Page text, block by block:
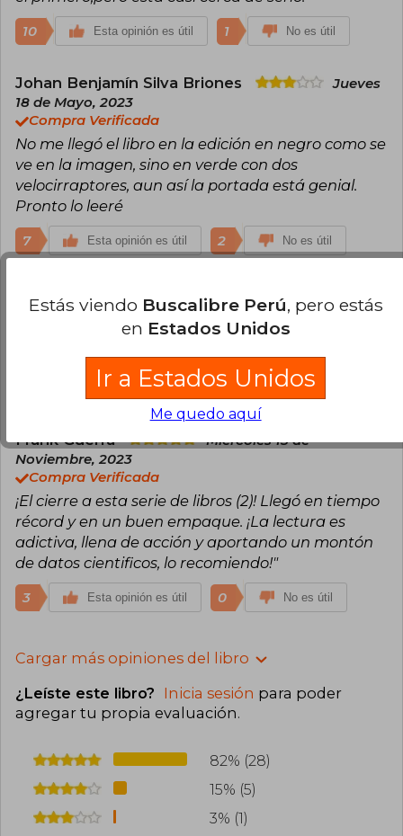
10 Esta opinión es útil 1 No es útil
Johan Benjamín Silva Briones
Jueves
18 de Mayo, 2023
Compra Verificada
No me llegó el libro en la edición en negro como se
ve en la imagen, sino en verde con dos
velocirraptores, aun así la portada está genial.
Pronto lo leeré
7 Esta opinión es útil 2 No es útil
2020
Compra Verificada
Excelente estado
Esta opinión es útil 1 No es útil
Frank Guerra
Miércoles 15 de
Noviembre, 2023
Compra Verificada
¡El cierre a esta serie de libros (2)! Llegó en tiempo
récord y en un buen empaque. ¡La lectura es
adictiva, llena de acción y aportando un montón
de datos cientificos, lo recomiendo!"
3 Esta opinión es útil 0 No es útil
Cargar más opiniones del libro
¿Leíste este libro? Inicia sesión para poder
agregar tu propia evaluación.
82% (28)
15% (5)
3% (1)
Estás viendo Buscalibre Perú, pero estás
en Estados Unidos
Ir a Estados Unidos
Me quedo aquí